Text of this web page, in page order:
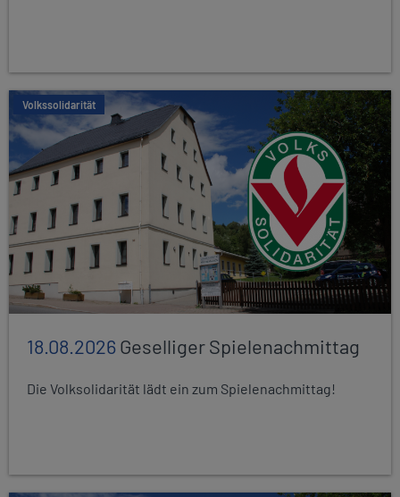
Volkssolidarität
18.08.2026Geselliger Spielenachmittag
Die Volksolidarität lädt ein zum Spielenachmittag!